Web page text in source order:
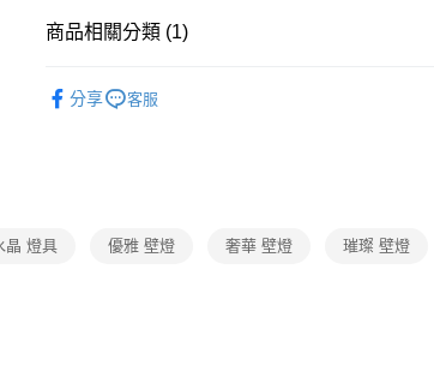
２．便利：只要手機號碼，簡訊認證，即可結帳。
【「AFTEE先享後付」結帳流程】
絡購買商品的店家。未經商家同意取消之訂單仍視為有效，
運送方式
新竹貨運宅配
商品相關分類 (1)
分享
客服
晶 燈具 優雅 壁燈 奢華 壁燈 璀璨 壁燈